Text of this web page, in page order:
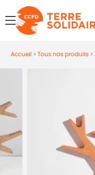
menu
Accueil > Tous nos produits>